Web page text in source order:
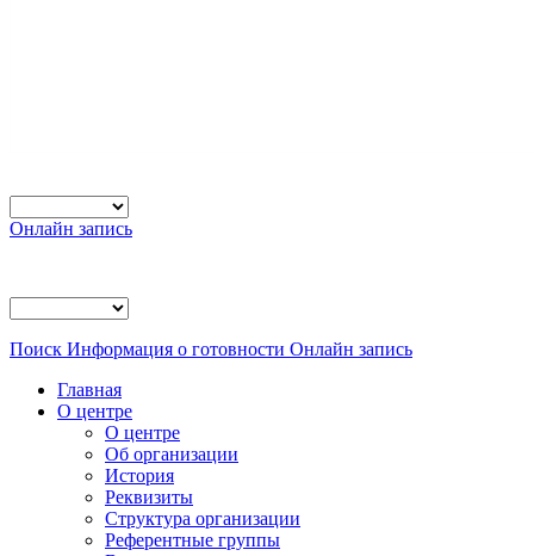
Онлайн запись
Поиск Информация о готовности Онлайн запись
Главная
О центре
О центре
Об организации
История
Реквизиты
Структура организации
Референтные группы